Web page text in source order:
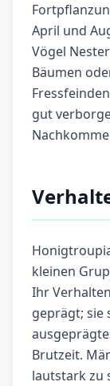
April und
Vögel
Bäumen
gut
kleinen
Ihr
geprägt; sie
Brutzeit.
lautstark zu